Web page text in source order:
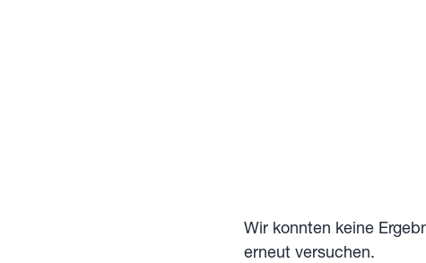
Wir konnten keine
erneut versuchen.